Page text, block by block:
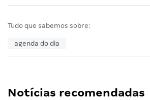
Tudo que sabemos sobre:
agenda do dia
Notícias recomendadas